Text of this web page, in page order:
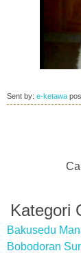
Sent by: e-ketawa
Kategori
Bakusedu
Bobodoran